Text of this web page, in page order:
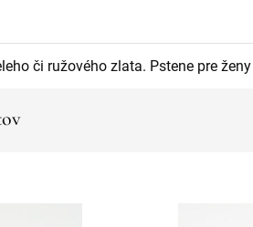
či ružového zlata. Pstene pre